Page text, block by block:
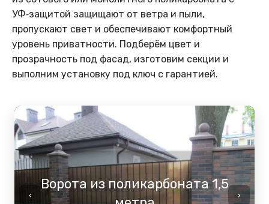
УФ‑защитой защищают от ветра и пыли,
пропускают свет и обеспечивают комфортный
уровень приватности. Подберём цвет и
прозрачность под фасад, изготовим секции и
выполним установку под ключ с гарантией.
Ворота из поликарбоната 1,5
‹ ›